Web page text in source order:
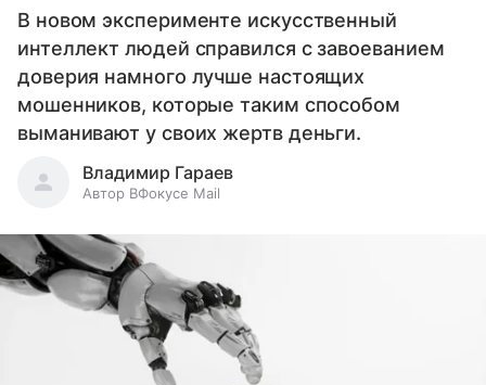
В новом эксперименте искусственный
интеллект людей справился с завоеванием
доверия намного лучше настоящих
мошенников, которые таким способом
выманивают у своих жертв деньги.
Владимир Гараев
Автор ВФокусе Mail